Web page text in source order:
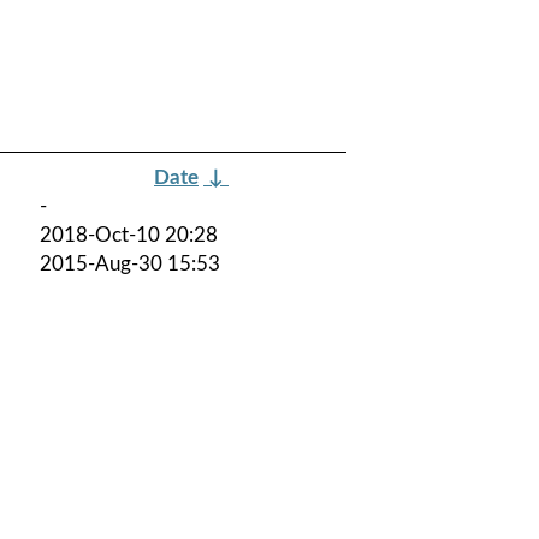
Date ↓
-
2018-Oct-10 20:28
2015-Aug-30 15:53